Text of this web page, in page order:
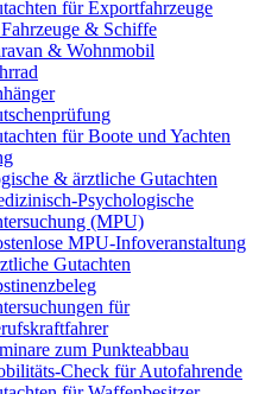
für Exportfahrzeuge
& Schiffe
& Wohnmobil
für Boote und Yachten
& ärztliche Gutachten
Psychologische
(MPU)
MPU-Infoveranstaltung
Gutachten
für
zum Punkteabbau
Check für Autofahrende